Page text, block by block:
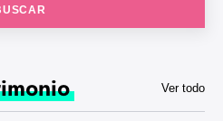
Ver todo